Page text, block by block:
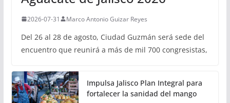
2026-07-31 Marco Antonio Guizar Reyes
Del 26 al 28 de agosto, Ciudad Guzmán será sede del
encuentro que reunirá a más de mil 700 congresistas,
Impulsa Jalisco Plan Integral para
fortalecer la sanidad del mango